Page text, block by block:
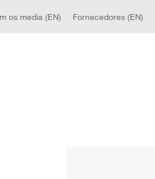
os media (EN) Fornecedores (EN)